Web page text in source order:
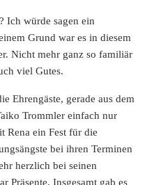
Ich würde sagen ein
Grund war es in diesem
Nicht mehr ganz so familiär
viel Gutes.
Ehrengäste, gerade aus dem
Trommler einfach nur
Rena ein Fest für die
bei ihren Terminen
herzlich bei seinen
Präsente. Insgesamt gab es